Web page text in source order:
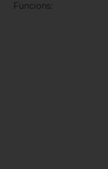
Funcions: